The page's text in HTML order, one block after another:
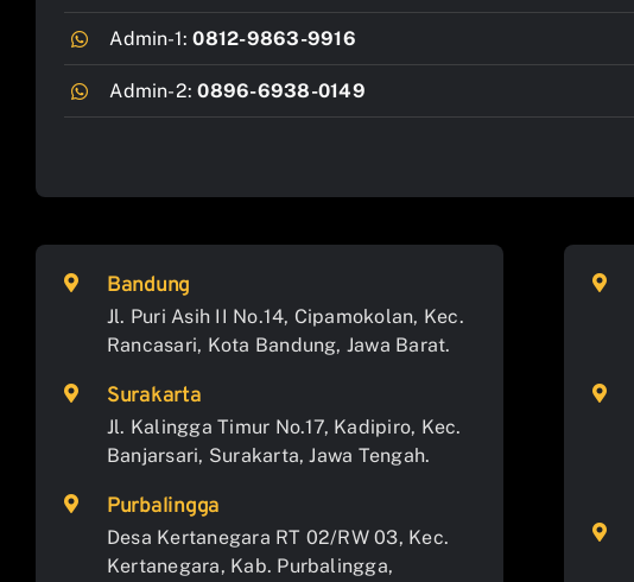
Admin-1:0812-9863-9916
Admin-2:0896-6938-0149
Bandung
Jl. Puri Asih II No.14, Cipamokolan, Kec.
Rancasari, Kota Bandung, Jawa Barat.
Surakarta
Jl. Kalingga Timur No.17, Kadipiro, Kec.
Banjarsari, Surakarta, Jawa Tengah.
Purbalingga
Desa Kertanegara RT 02/RW 03, Kec.
Kertanegara, Kab. Purbalingga,